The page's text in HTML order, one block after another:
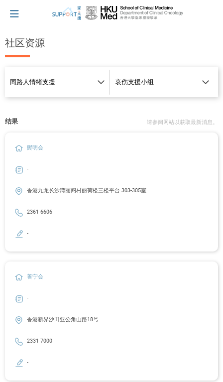
让我们与你并肩而行。
轻松一下，充下电啦！
社区资源
结果 请参阅网站以获取最新消息。
赆明会
-
香港九龙长沙湾丽阁村丽荷楼三楼平台 303-305室
2361 6606
-
善宁会
-
香港新界沙田亚公角山路18号
2331 7000
-